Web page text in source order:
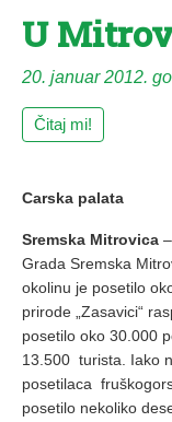
U
20. januar 2012.
Čitaj mi!
Carska palata
Sremska Mitrovica
Grada Sremska
okolinu je posetilo
prirode „Zasavici“
posetilo oko 30.000
13.500 turista. Iako
posetilaca
posetilo nekoliko